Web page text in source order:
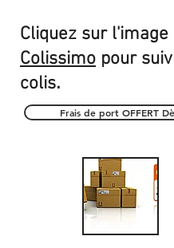
Cliquez sur l'image
Colissimo pour
colis.
Frais de port OFFERT